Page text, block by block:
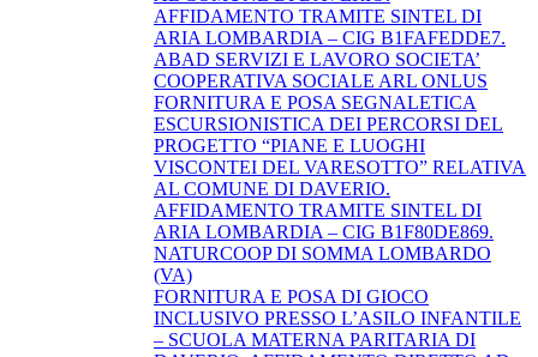
AFFIDAMENTO TRAMITE SINTEL DI
ARIA LOMBARDIA – CIG B1FAFEDDE7.
ABAD SERVIZI E LAVORO SOCIETA’
COOPERATIVA SOCIALE ARL ONLUS
FORNITURA E POSA SEGNALETICA
ESCURSIONISTICA DEI PERCORSI DEL
PROGETTO “PIANE E LUOGHI
VISCONTEI DEL VARESOTTO” RELATIVA
AL COMUNE DI DAVERIO.
AFFIDAMENTO TRAMITE SINTEL DI
ARIA LOMBARDIA – CIG B1F80DE869.
NATURCOOP DI SOMMA LOMBARDO
(VA)
FORNITURA E POSA DI GIOCO
INCLUSIVO PRESSO L’ASILO INFANTILE
– SCUOLA MATERNA PARITARIA DI